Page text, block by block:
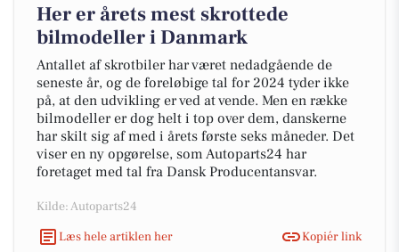
Her er årets mest skrottede
bilmodeller i Danmark
Antallet af skrotbiler har været nedadgående de
seneste år, og de foreløbige tal for 2024 tyder ikke
på, at den udvikling er ved at vende. Men en række
bilmodeller er dog helt i top over dem, danskerne
har skilt sig af med i årets første seks måneder. Det
viser en ny opgørelse, som Autoparts24 har
foretaget med tal fra Dansk Producentansvar.
Kilde: Autoparts24
Læs hele artiklen her
Kopiér link